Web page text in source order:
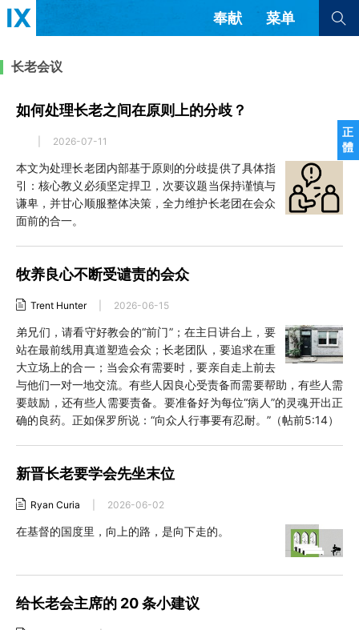
正
體
奉献 菜单
文章 书评 访谈
教会带领 解经式讲道与神学
查看全部
查看全部
隐私条款 其他的模式
乌兹别克语
达里语
法语
罗马尼亚语
韩语
土耳其语
阿拉伯语
阿尔巴尼亚语
塞尔维亚语 柬埔寨语
长老会议
如何处理长老之间在原则上的分歧？
2026-07-11
本文为处理长老团内部基于原则的分歧提供了具体指
引：核心教义必须坚定捍卫，次要议题当保持谨慎与
谦卑，并甘心顺服整体决策，全力维护长老团在会众
面前的合一。
牧养良心不断受谴责的会众
Trent Hunter 2026-06-15
弟兄们，请看守好教会的“前门”；在主日讲台上，要
站在最前线用真道塑造会众；长老团队，要追求在重
大立场上的合一；当会众有需要时，要亲自走上前去
与他们一对一地交流。有些人因良心受责备而需要帮助，有些人需
要鼓励，还有些人需要责备。要准备好为每位“病人”的灵魂开出正
确的良药。正如保罗所说：“向众人行事要有忍耐。”（帖前5:14）
新晋长老要学会先坐末位
Ryan Curia 2026-06-02
在基督的国度里，向上的路，是向下走的。
给长老会主席的 20 条小建议